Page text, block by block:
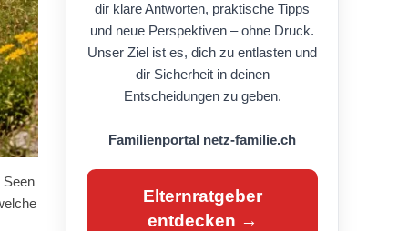
Seen
dir klare Antworten, praktische Tipps
und neue Perspektiven – ohne Druck.
Unser Ziel ist es, dich zu entlasten und
dir Sicherheit in deinen
Entscheidungen zu geben.
Familienportal netz-familie.ch
Elternratgeber
entdecken →